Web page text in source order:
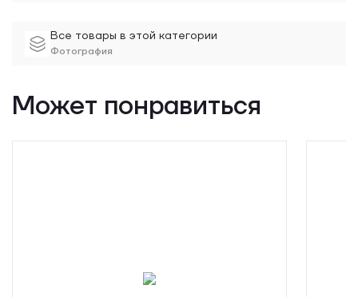
Все товары в этой категории
Фотография
Может понравиться